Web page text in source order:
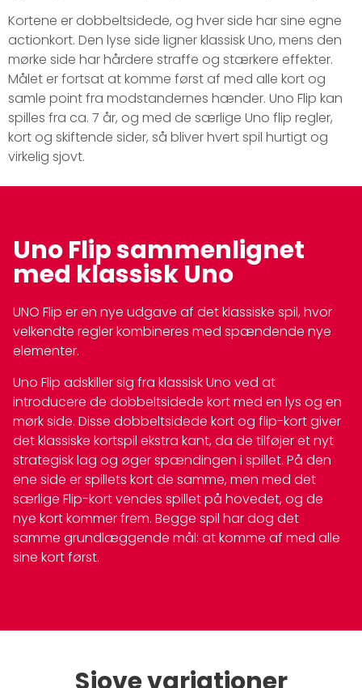
Kortene er dobbeltsidede, og hver side har sine egne
actionkort. Den lyse side ligner klassisk Uno, mens den
mørke side har hårdere straffe og stærkere effekter.
Målet er fortsat at komme først af med alle kort og
samle point fra modstandernes hænder. Uno Flip kan
spilles fra ca. 7 år, og med de særlige Uno flip regler,
kort og skiftende sider, så bliver hvert spil hurtigt og
virkelig sjovt.
Uno Flip sammenlignet
med klassisk Uno
UNO Flip er en nye udgave af det klassiske spil, hvor
velkendte regler kombineres med spændende nye
elementer.
Uno Flip adskiller sig fra klassisk Uno ved at
introducere de dobbeltsidede kort med en lys og en
mørk side. Disse dobbeltsidede kort og flip-kort giver
det klassiske kortspil ekstra kant, da de tilføjer et nyt
strategisk lag og øger spændingen i spillet. På den
ene side er spillets kort de samme, men med det
særlige Flip-kort vendes spillet på hovedet, og de
nye kort kommer frem. Begge spil har dog det
samme grundlæggende mål: at komme af med alle
sine kort først.